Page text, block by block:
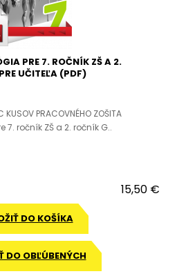
PRE 7. ROČNÍK ZŠ A 2.
UČITEĽA (PDF)
KUSOV PRACOVNÉHO ZOŠITA
ročník ZŠ a 2. ročník G..
15,50 €
DO KOŠÍKA
OBĽÚBENÝCH